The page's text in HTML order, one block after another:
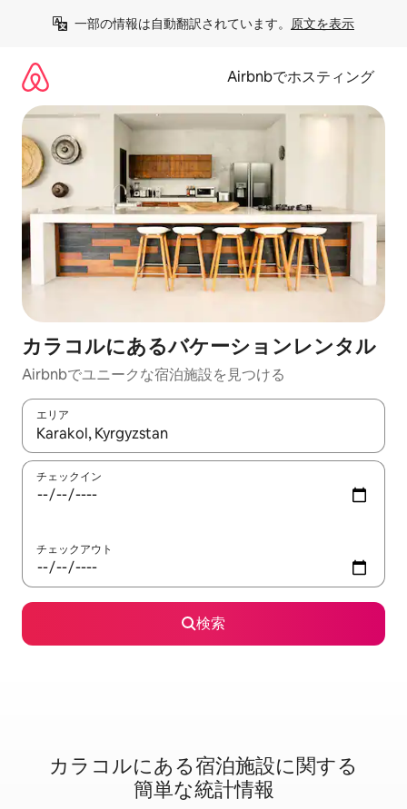
一部の情報は自動翻訳されています。 原文を表示
Airbnbでホスティング
カラコルにあるバケーションレンタル
Airbnbでユニークな宿泊施設を見つける
エリア
検索結果が表示されたら、上下の矢印キーを使って移動するか
チェックイン
チェックアウト
検索
カラコルに⁠あ⁠る宿⁠泊⁠施⁠設⁠に関⁠す⁠る
簡⁠単⁠な統⁠計⁠情⁠報